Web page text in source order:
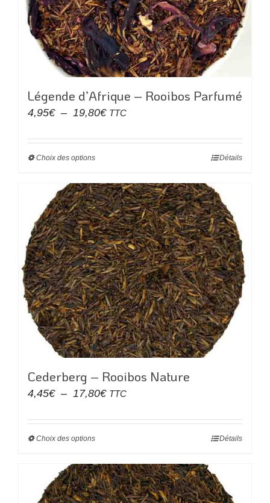
être
choisies
sur
la
page
du
produit
Légende d’Afrique – Rooibos Parfumé
4,95€ – 19,80€Plage
prix :
19,80€
TTC
Choix des optionsCe
a
plusieurs
variations.
Les
options
peuvent
être
choisies
sur
la
page
du
produit
Détails
Cederberg – Rooibos Nature
4,45€ – 17,80€Plage
prix :
17,80€
TTC
Choix des optionsCe
a
plusieurs
Détails